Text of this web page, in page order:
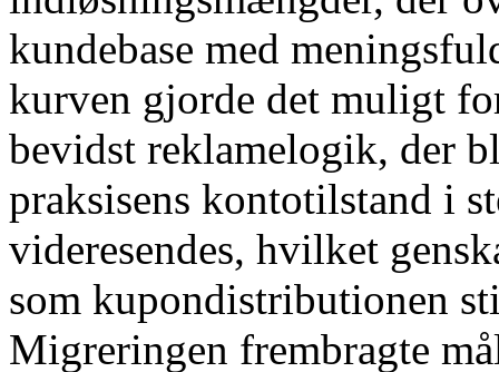
kundebase med
kurven gjorde det muligt
bevidst reklamelogik, der
praksisens kontotilstand i
videresendes, hvilket
som kupondistributionen
Migreringen frembragte